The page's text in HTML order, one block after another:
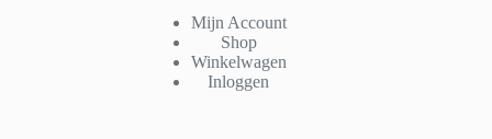
Mijn Account
Shop
Winkelwagen
Inloggen